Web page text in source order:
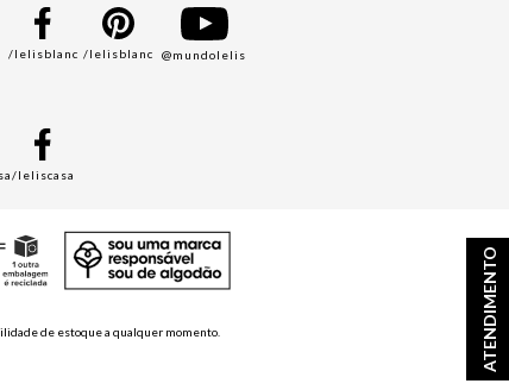
ATENDIMENTO
/lelisblanc /lelisblanc @mundolelis
/leliscasa
de estoque a qualquer momento.